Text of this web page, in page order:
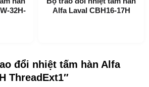
mát hệ thống HVAC
10H
32H-
Alfa Laval CBH16-17H
đổi nhiệt tấm hàn Alfa
ThreadExt1″